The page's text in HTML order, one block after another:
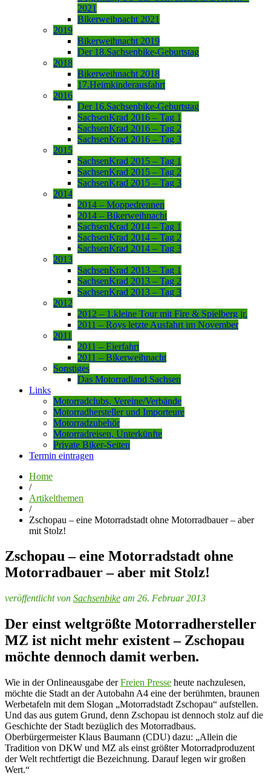
2021
Bikerweihnacht 2021
2019
Bikerweihnacht 2019
Der 18.Sachsenbike-Geburtstag
2018
Bikerweihnacht 2018
17.Heimkinderausfahrt
2016
Der 16.Sachsenbike-Geburtstag
SachsenKrad 2016 – Tag 1
SachsenKrad 2016 – Tag 2
SachsenKrad 2016 – Tag 3
2015
SachsenKrad 2015 – Tag 1
SachsenKrad 2015 – Tag 2
SachsenKrad 2015 – Tag 3
2014
2014 – Moppedrennen
2014 – Bikerweihnacht
SachsenKrad 2014 – Tag 1
SachsenKrad 2014 – Tag 2
SachsenKrad 2014 – Tag 3
2013
SachsenKrad 2013 – Tag 1
SachsenKrad 2013 – Tag 2
SachsenKrad 2013 – Tag 3
2012
2012 – 1.kleine Tour mit Fire & Spielberg jr.
2011 – Roys letzte Ausfahrt im November
2011
2011 – Eierfahrt
2011 – Bikerweihnacht
Sonstiges
Das Motorradland Sachsen
Links
Motorradclubs, Vereine/Verbände
Motorradhersteller und Importeure
Motorradzubehör
Motorradreisen, Unterkünfte
Private Biker-Seiten
Termin eintragen
Home
/
Artikelthemen
/
Zschopau – eine Motorradstadt ohne Motorradbauer – aber
mit Stolz!
Zschopau – eine Motorradstadt ohne
Motorradbauer – aber mit Stolz!
veröffentlicht von Sachsenbike am 26. Februar 2013
Der einst weltgrößte Motorradhersteller
MZ ist nicht mehr existent – Zschopau
möchte dennoch damit werben.
Wie in der Onlineausgabe derFreien Presse heute nachzulesen,
möchte die Stadt an der Autobahn A4 eine der berühmten, braunen
Werbetafeln mit dem Slogan „Motorradstadt Zschopau“ aufstellen.
Und das aus gutem Grund, denn Zschopau ist dennoch stolz auf die
Geschichte der Stadt bezüglich des Motorradbaus.
Oberbürgermeister Klaus Baumann (CDU) dazu: „Allein die
Tradition von DKW und MZ als einst größter Motorradproduzent
der Welt rechtfertigt die Bezeichnung. Darauf legen wir großen
Wert.“